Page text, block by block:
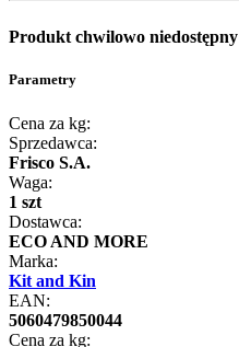
Produkt chwilowo niedostępny
Parametry
Cena za kg:
Sprzedawca:
Frisco S.A.
Waga:
1 szt
Dostawca:
ECO AND MORE
Marka:
Kit and Kin
EAN:
5060479850044
Cena za kg: